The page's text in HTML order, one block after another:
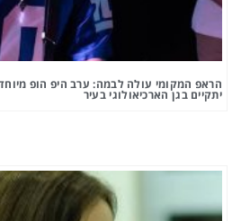
הראפ המקומי עולה לבמה: ערב היפ הופ מיוחד
יתקיים בגן הארכיאולוגי בעיר